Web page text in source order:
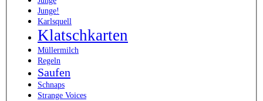
Junge!
Karlsquell
Klatschkarten
Müllermilch
Regeln
Saufen
Schnaps
Strange Voices